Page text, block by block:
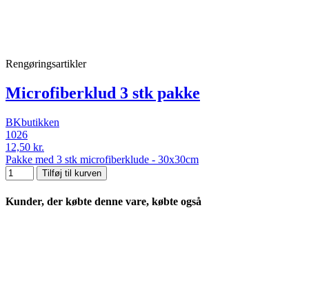
Rengøringsartikler
Microfiberklud 3 stk pakke
BKbutikken
1026
12,50 kr.
Pakke med 3 stk microfiberklude - 30x30cm
Tilføj til kurven
Kunder, der købte denne vare, købte også